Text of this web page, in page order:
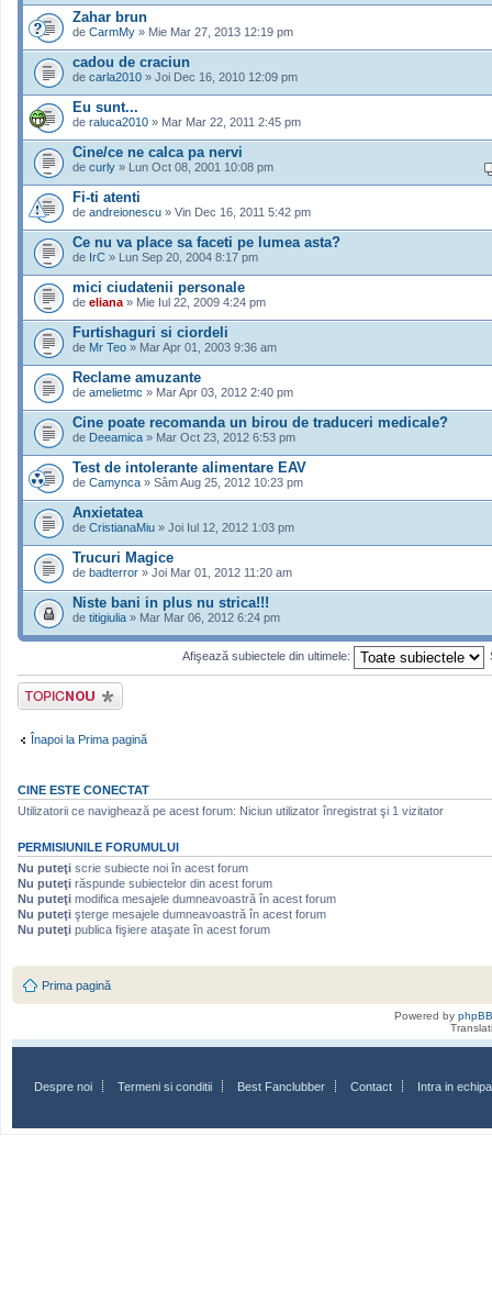
Zahar brun
de CarmMy » Mie Mar 27, 2013 12:19 pm
cadou de craciun
de carla2010 » Joi Dec 16, 2010 12:09 pm
Eu sunt...
de raluca2010 » Mar Mar 22, 2011 2:45 pm
Cine/ce ne calca pa nervi
de curly » Lun Oct 08, 2001 10:08 pm
Fi-ti atenti
de andreionescu » Vin Dec 16, 2011 5:42 pm
Ce nu va place sa faceti pe lumea asta?
de IrC » Lun Sep 20, 2004 8:17 pm
mici ciudatenii personale
de eliana » Mie Iul 22, 2009 4:24 pm
Furtishaguri si ciordeli
de Mr Teo » Mar Apr 01, 2003 9:36 am
Reclame amuzante
de amelietmc » Mar Apr 03, 2012 2:40 pm
Cine poate recomanda un birou de traduceri medicale?
de Deeamica » Mar Oct 23, 2012 6:53 pm
Test de intolerante alimentare EAV
de Camynca » Sâm Aug 25, 2012 10:23 pm
Anxietatea
de CristianaMiu » Joi Iul 12, 2012 1:03 pm
Trucuri Magice
de badterror » Joi Mar 01, 2012 11:20 am
Niste bani in plus nu strica!!!
de titigiulia » Mar Mar 06, 2012 6:24 pm
Afişează subiectele din ultimele:
Scrie un subiect
nou
Înapoi la Prima pagină
CINE ESTE CONECTAT
Utilizatorii ce navighează pe acest forum: Niciun utilizator înregistrat şi 1 vizitator
PERMISIUNILE FORUMULUI
Nu puteţi scrie subiecte noi în acest forum
Nu puteţi răspunde subiectelor din acest forum
Nu puteţi modifica mesajele dumneavoastră în acest forum
Nu puteţi şterge mesajele dumneavoastră în acest forum
Nu puteţi publica fişiere ataşate în acest forum
Prima pagină
Powered by phpBB
Despre noi Termeni si conditii Best Fanclubber Contact Intra in